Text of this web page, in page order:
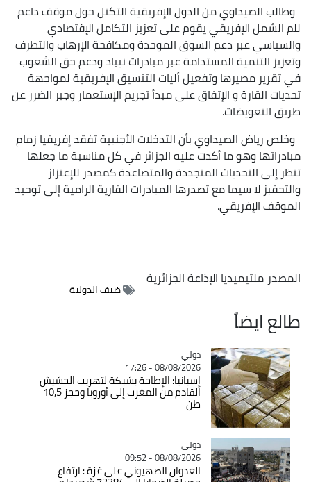
وطالب الصيداوي من الدول الإفريقية التكتل حول موقف داعم
للم الشمل الإفريقي يقوم على تعزيز التكامل الإقتصادي
والسياسي عبر دعم السوق الموحدة ومكافحة الإرهاب والتطرف
وتعزيز التنمية المستدامة عبر مبادرات نيباد ودعم حق الشعوب
في تقرير مصيرها وتفعيل أليات التنسيق الإفريقية لمواجهة
تحديات القارة و الإتفاق على مبدأ تجريم الإستعمار وجبر الضرر عن
طريق التعويضات.
وخلص رياض الصيداوي بأن التدخلات الأجنبية تفقد إفريقيا زمام
مبادراتها وهو ما أكدت عليه الجزائر في كل مناسبة ما جعلها
تنظر إلى التحديات المتجددة والمتصاعدة كمصدر للإعتزاز
والتحفبز لا سيما مع تصدرها المبادرات القارية الرامية إلى توحيد
الموقف الإفريقي.
المصدرملتيميديا الإذاعة الجزائرية
ضيف الدولية
طالع ايضاً
Catégorie
دولي
08/08/2026 - 17:26
إسبانيا: الإطاحة بشبكة لتهريب الحشيش
القادم من المغرب إلى أوروبا وحجز 10,5
طن
Catégorie
دولي
08/08/2026 - 09:52
العدوان الصهيوني على غزة : ارتفاع